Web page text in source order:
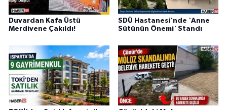
Duvardan Kafa Üstü
Merdivene Çakıldı!
SDÜ Hastanesi'nde 'Anne
Sütünün Önemi' Standı